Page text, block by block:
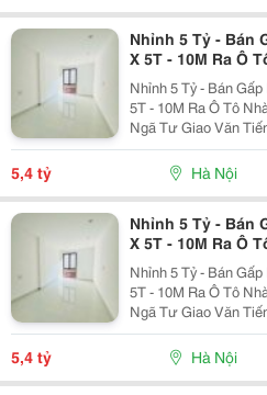
Nhỉnh 5 Tỷ - Bán
X 5T - 10M Ra Ô
Nhỉnh 5 Tỷ - Bán
5T - 10M Ra Ô Tô
Ngã Tư Giao Văn
Kỳ Đẹp. Căn Này Lại
5,4 tỷ Hà Nội
Nhỉnh 5 Tỷ - Bán
X 5T - 10M Ra Ô
Nhỉnh 5 Tỷ - Bán
5T - 10M Ra Ô Tô
Ngã Tư Giao Văn
Kỳ Đẹp. Căn Này Lại
5,4 tỷ Hà Nội